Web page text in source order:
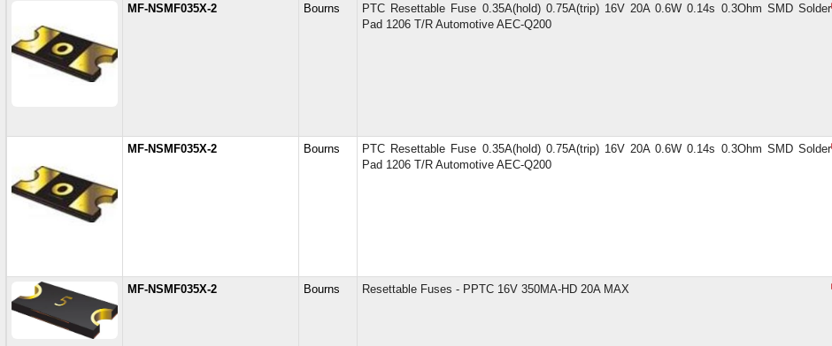
MF-NSMF035X-2 Bourns
PTC Resettable Fuse 0.35A(hold) 0.75A(trip) 16V 20A 0.6W 0.14s 0.3Ohm SMD Solder
Pad 1206 T/R Automotive AEC-Q200
MF-NSMF035X-2 Bourns
PTC Resettable Fuse 0.35A(hold) 0.75A(trip) 16V 20A 0.6W 0.14s 0.3Ohm SMD Solder
Pad 1206 T/R Automotive AEC-Q200
MF-NSMF035X-2 Bourns Resettable Fuses - PPTC 16V 350MA-HD 20A MAX